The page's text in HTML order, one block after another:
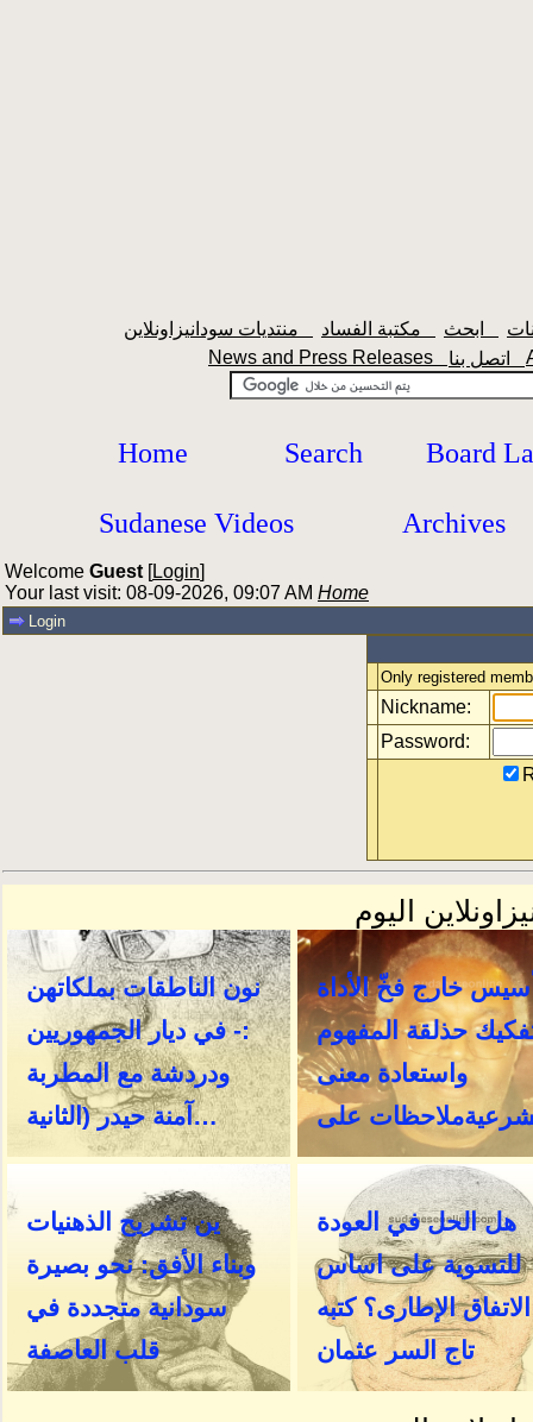
News and Press Releases
Home Search Board
Sudanese Videos Archives
Welcome Guest [Login]
Your last visit: 08-09-2026, 09:07 AM Home
Login
Only registered
Nickname:
Password: